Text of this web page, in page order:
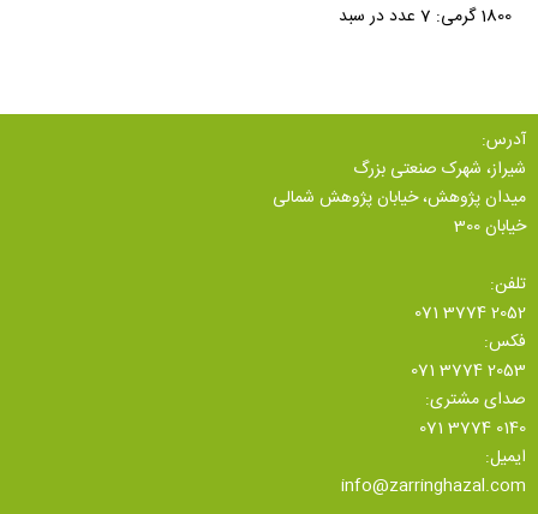
1800 گرمی: 7 عدد در سبد
آدرس:
شیراز، شهرک صنعتی بزرگ
میدان پژوهش، خیابان پژوهش شمالی
خیابان 300
تلفن:
071 3774 2052
فکس:
071 3774 2053
صدای مشتری:
071 3774 0140
ایمیل:
info@zarringhazal.com